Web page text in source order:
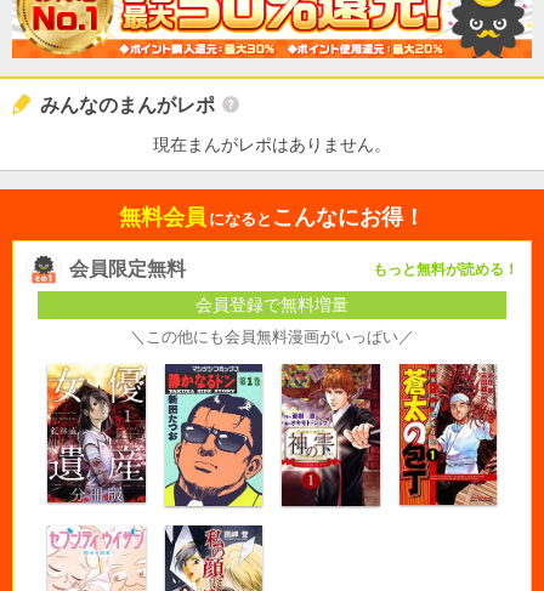
みんなのまんがレポ
現在まんがレポはありません。
無料会員 になると こんなにお得！
会員限定無料 もっと無料が読める！
会員登録で無料増量
＼この他にも会員無料漫画がいっぱい／